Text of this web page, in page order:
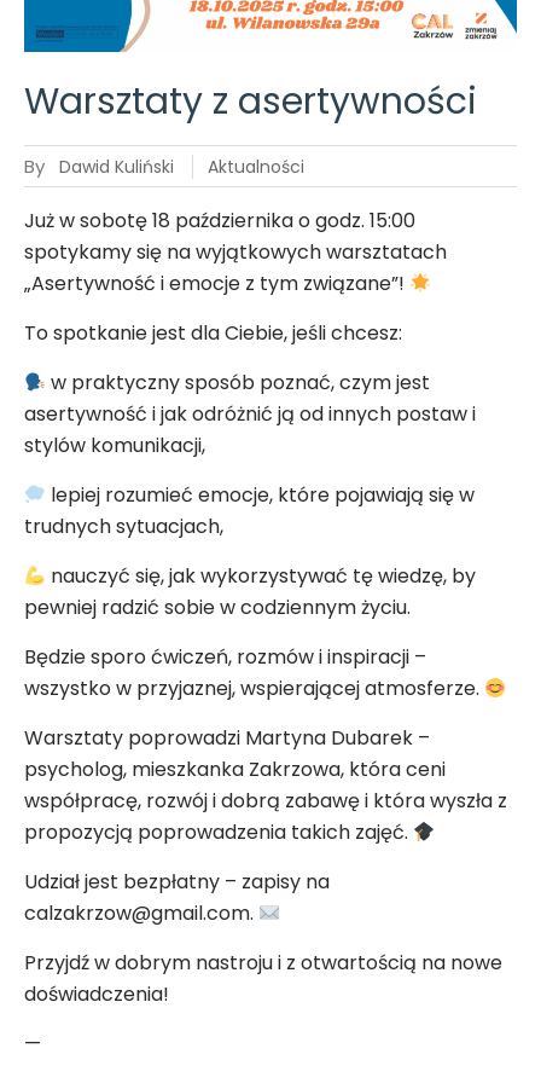
Warsztaty z asertywności
By Dawid Kuliński Aktualności
Już w sobotę 18 października o godz. 15:00
spotykamy się na wyjątkowych warsztatach
„Asertywność i emocje z tym związane”!
To spotkanie jest dla Ciebie, jeśli chcesz:
w praktyczny sposób poznać, czym jest
asertywność i jak odróżnić ją od innych postaw i
stylów komunikacji,
lepiej rozumieć emocje, które pojawiają się w
trudnych sytuacjach,
nauczyć się, jak wykorzystywać tę wiedzę, by
pewniej radzić sobie w codziennym życiu.
Będzie sporo ćwiczeń, rozmów i inspiracji –
wszystko w przyjaznej, wspierającej atmosferze.
Warsztaty poprowadzi Martyna Dubarek –
psycholog, mieszkanka Zakrzowa, która ceni
współpracę, rozwój i dobrą zabawę i która wyszła z
propozycją poprowadzenia takich zajęć.
Udział jest bezpłatny – zapisy na
calzakrzow@gmail.com.
Przyjdź w dobrym nastroju i z otwartością na nowe
doświadczenia!
—
nastrojowy
wieczór z
sztuką